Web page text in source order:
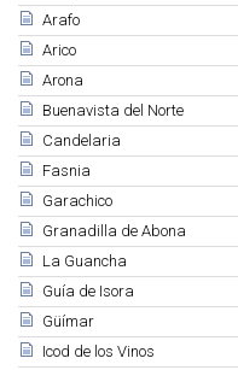
Arafo
Arico
Arona
Buenavista del Norte
Candelaria
Fasnia
Garachico
Granadilla de Abona
La Guancha
Guía de Isora
Güímar
Icod de los Vinos